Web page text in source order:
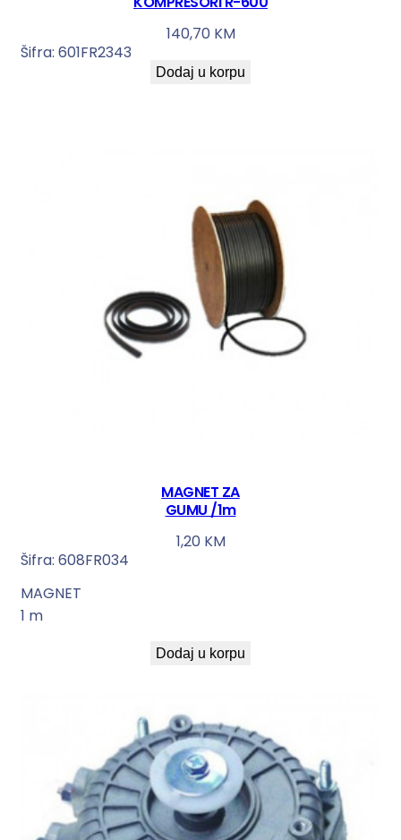
140,70 KM
Šifra: 601FR2343
Dodaj u korpu
MAGNET ZA
GUMU /1m
1,20 KM
Šifra: 608FR034
MAGNET
1 m
Dodaj u korpu